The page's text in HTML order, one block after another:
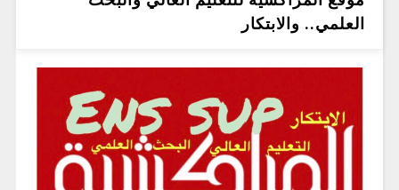
العلمي.. والابتكار